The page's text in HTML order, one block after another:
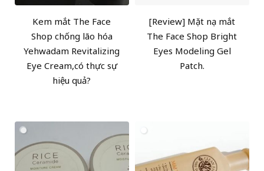
Kem mắt The Face
Shop chống lão hóa
Yehwadam Revitalizing
Eye Cream,có thực sự
hiệu quả?
[Review] Mặt nạ mắt
The Face Shop Bright
Eyes Modeling Gel
Patch.